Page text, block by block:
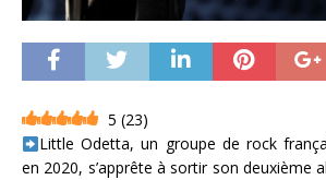
5 (23)
Little Odetta, un groupe de rock
en 2020, s’apprête à sortir son deuxième